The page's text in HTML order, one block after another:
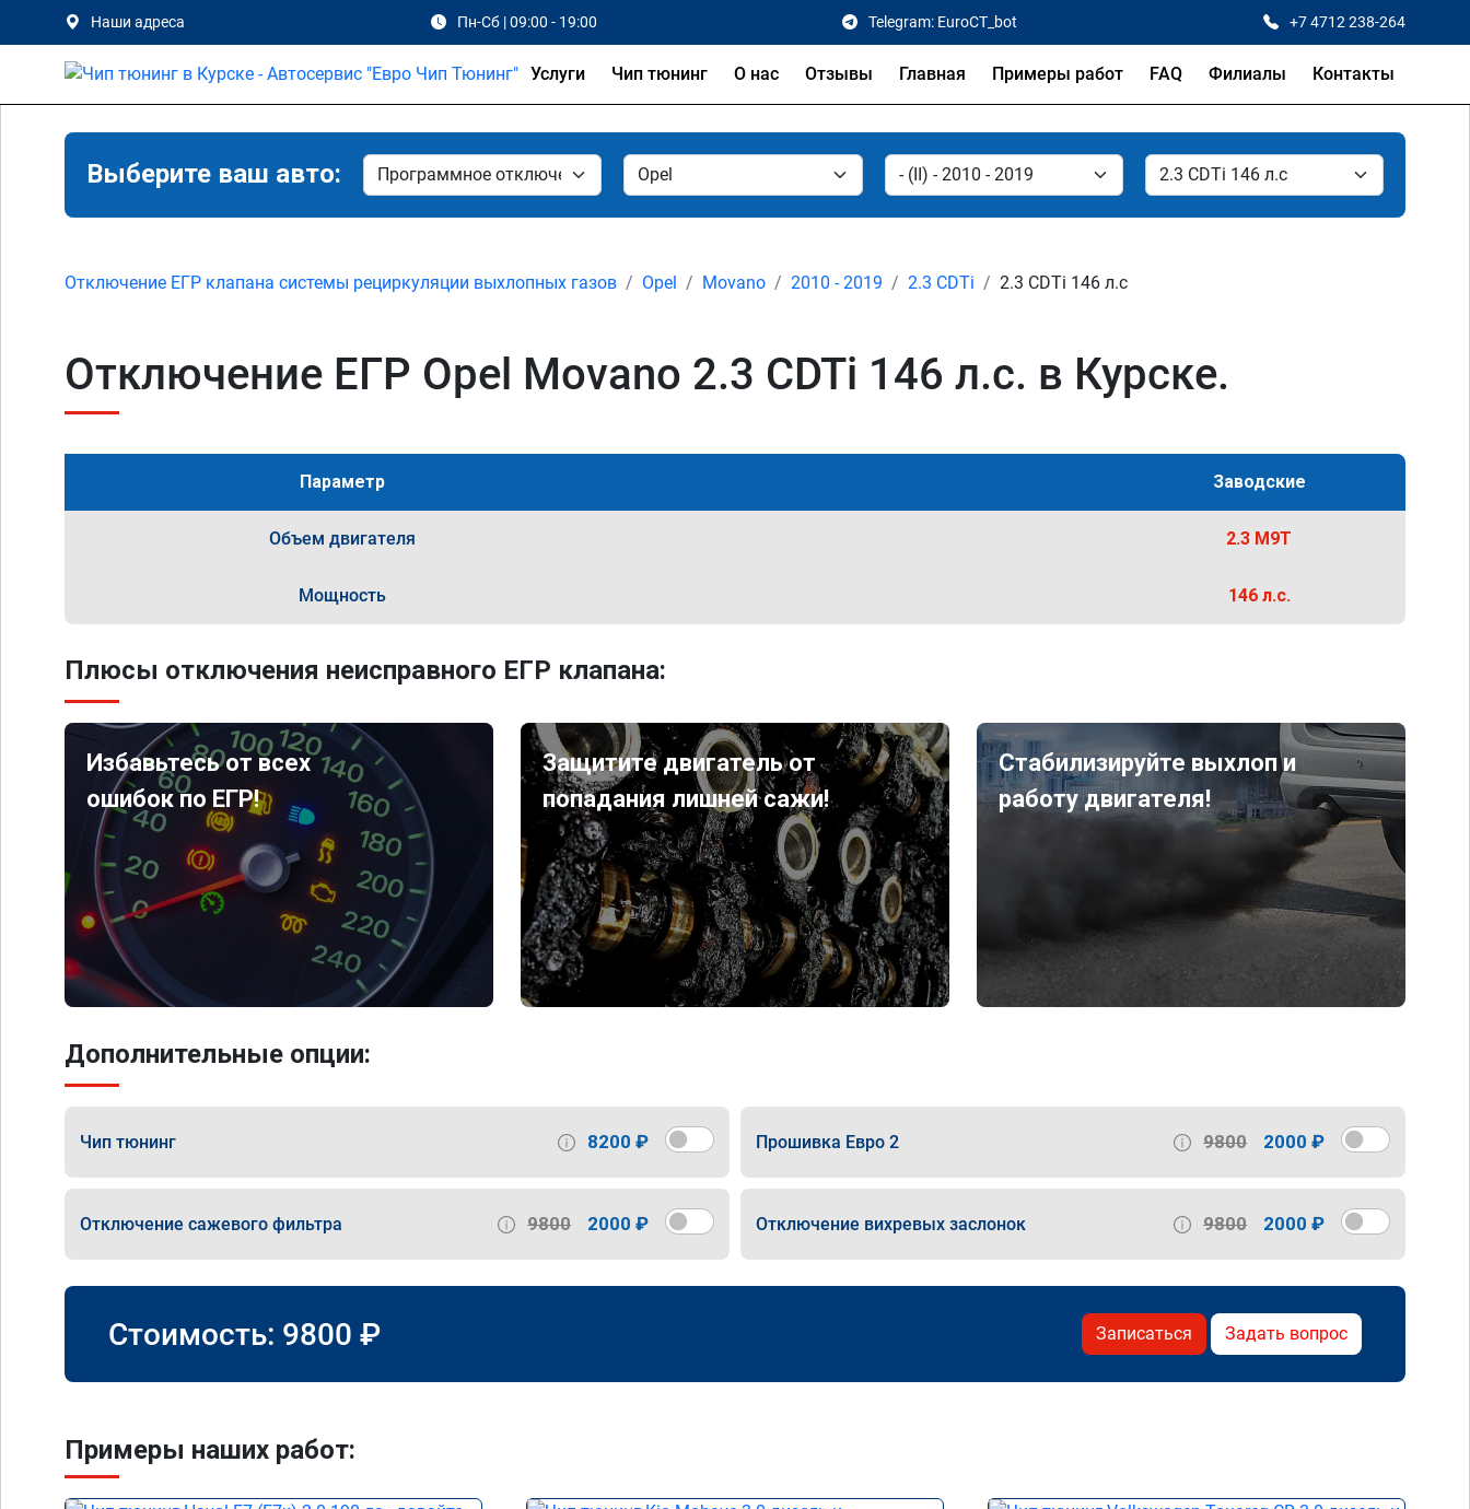
Наши адреса Пн-Сб | 09:00 - 19:00 Telegram: EuroCT_bot +7 4712 238-264
Услуги Чип тюнинг О нас Отзывы Главная Примеры работ FAQ Филиалы Контакты
Выберите ваш авто:
Отключение ЕГР клапана системы рециркуляции выхлопных газов Opel Movano 2010 - 2019 2.3 CDTi 2.3 CDTi 146 л.с
Отключение ЕГР Opel Movano 2.3 CDTi 146 л.с. в Курске.
Параметр Заводские
Объем двигателя 2.3 M9T
Мощность 146 л.с.
Плюсы отключения неисправного ЕГР клапана:
Избавьтесь от всех
ошибок по ЕГР!
Защитите двигатель от
попадания лишней сажи!
Стабилизируйте выхлоп и
работу двигателя!
Дополнительные опции:
Чип тюнинг 8200 ₽ Прошивка Евро 2 9800 2000 ₽
Отключение сажевого фильтра 9800 2000 ₽ Отключение вихревых заслонок 9800 2000 ₽
Стоимость: 9800 ₽ Записаться Задать вопрос
Примеры наших работ: